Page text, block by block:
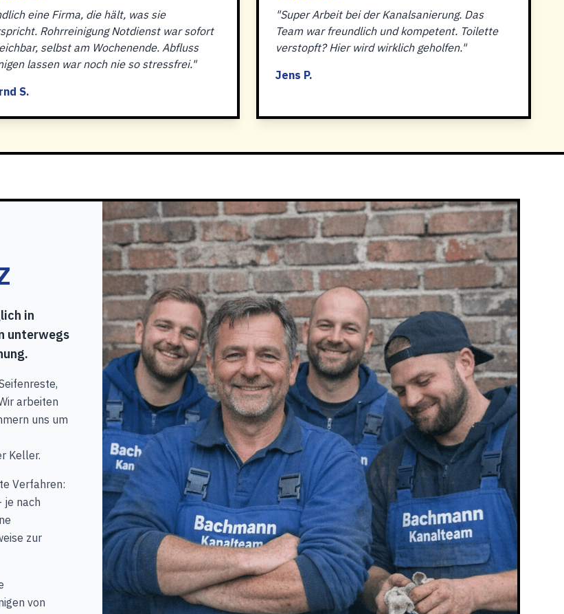
eine Firma, die hält, was sie
Rohrreinigung Notdienst war sofort
selbst am Wochenende. Abfluss
lassen war noch nie so stressfrei."
S.
"Super Arbeit bei der Kanalsanierung. Das
Team war freundlich und kompetent. Toilette
verstopft? Hier wird wirklich geholfen."
Jens P.
in
unterwegs
arbeiten
uns um
Keller.
Verfahren:
je nach
zur
von